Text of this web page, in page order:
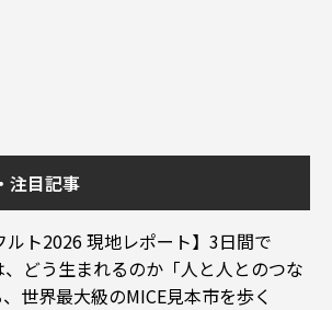
注目記事
ルト2026 現地レポート】3日間で
どう生まれるのか「人と人とのつな
世界最大級のMICE見本市を歩く